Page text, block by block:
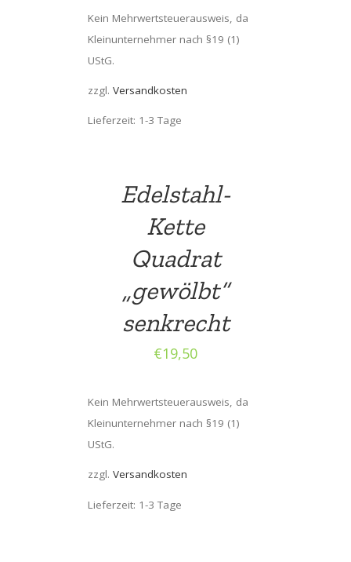
Kein Mehrwertsteuerausweis, da
Kleinunternehmer nach §19 (1)
UStG.
zzgl. Versandkosten
Lieferzeit: 1-3 Tage
Edelstahl-
Kette
Quadrat
„gewölbt“
senkrecht
€19,50
Kein Mehrwertsteuerausweis, da
Kleinunternehmer nach §19 (1)
UStG.
zzgl. Versandkosten
Lieferzeit: 1-3 Tage